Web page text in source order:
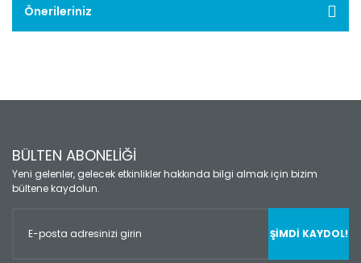
Önerileriniz
BÜLTEN ABONELİĞİ
Yeni gelenler, gelecek etkinlikler hakkında bilgi almak için bizim
bültene kaydolun.
ŞİMDİ KAYDOL!